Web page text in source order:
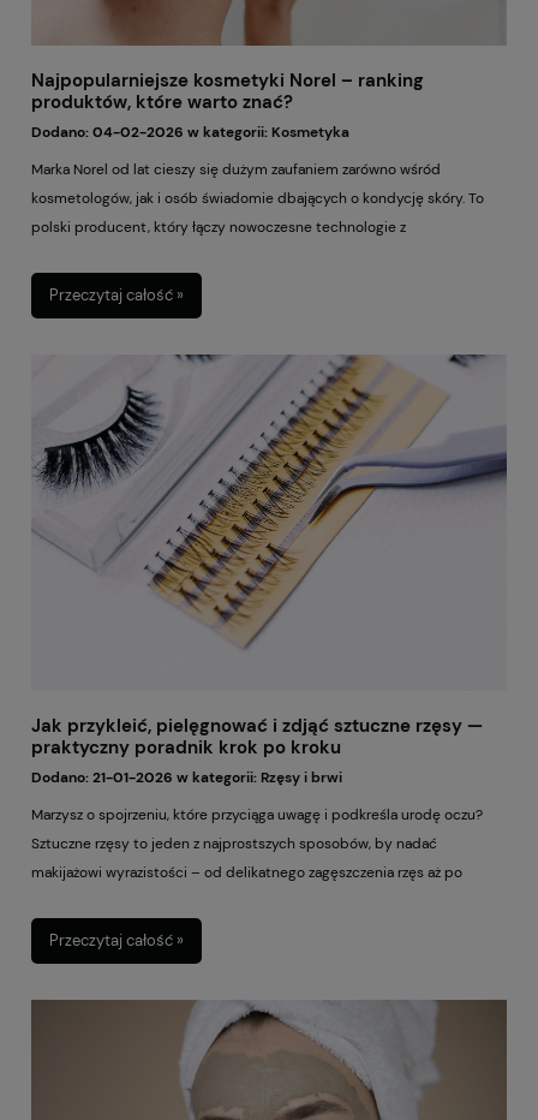
Najpopularniejsze kosmetyki Norel – ranking
produktów, które warto znać?
Dodano:04-02-2026 w kategorii: Kosmetyka
Marka Norel od lat cieszy się dużym zaufaniem zarówno wśród
kosmetologów, jak i osób świadomie dbających o kondycję skóry. To
polski producent, który łączy nowoczesne technologie z
preparatów sprawdza się nie tylko w domowej rutynie, ale również w
gabinetach kosmetycznych. Formuły są dopracowane, skoncentrowane
problemy – od odwodnienia, przez nadreaktywność, aż po oznaki
starzenia. Poniżej znajdziesz zestawienie kosmetyków, które zdobyły
szczególną popularność. To produkty chętnie polecane przez
specjalistów, dobrze oceniane przez użytkowników i przede wszystkim
skuteczne w codziennej pielęgnacji.
Przeczytaj całość »
Jak przykleić, pielęgnować i zdjąć sztuczne rzęsy —
praktyczny poradnik krok po kroku
Dodano:21-01-2026 w kategorii: Rzęsy i brwi
Marzysz o spojrzeniu, które przyciąga uwagę i podkreśla urodę oczu?
Sztuczne rzęsy to jeden z najprostszych sposobów, by nadać
makijażowi wyrazistości – od delikatnego zagęszczenia rzęs aż po
wydawać się trudna, w praktyce wystarczy odrobina cierpliwości i kilka
sprawdzonych trików, aby opanować ją do perfekcji.
na pasku, jak o nie dbać, by móc korzystać z nich więcej niż jeden raz, a
także jak bezpiecznie je usunąć, nie narażając naturalnych rzęs na
osłabienie. Dowiesz się również, jakie rodzaje sztucznych rzęs są
dostępne i jak dobrać je do swoich potrzeb oraz poziomu
Przeczytaj całość »